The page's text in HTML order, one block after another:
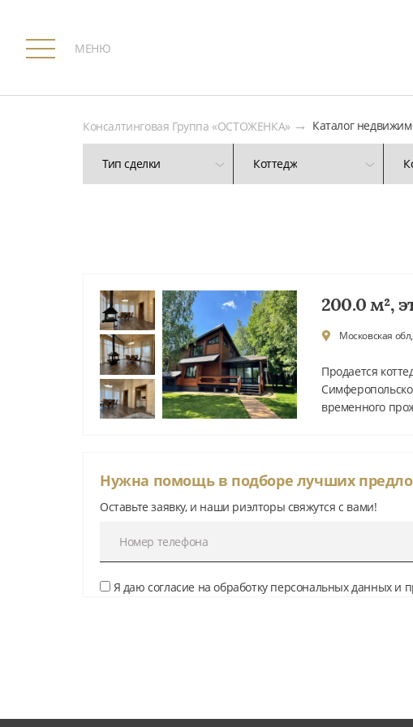
МЕНЮ
Консалтинговая Группа «ОСТОЖЕНКА» Каталог
Тип сделки Коттедж
200.0 м²,
Московская
Продается
временного
единое простр...
Нужна помощь в подборе лучших
Оставьте заявку, и наши риэлторы свяжутся с вами!
Я даю согласие на обработку персональных данных и